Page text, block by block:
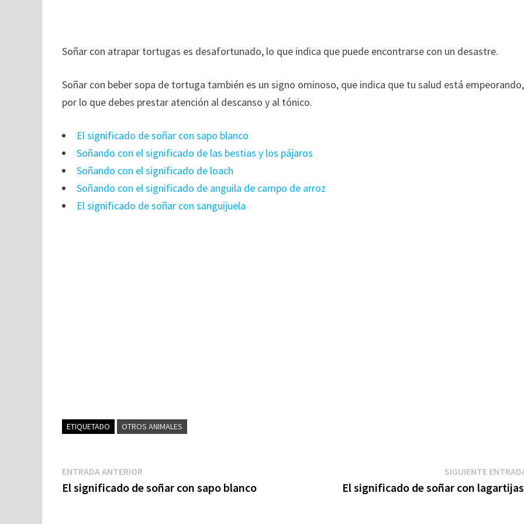
Soñar con atrapar tortugas es desafortunado, lo que indica que puede encontrarse con un desastre.
Soñar con beber sopa de tortuga también es un signo ominoso, que indica que tu salud está empeorando,
por lo que debes prestar atención al descanso y al tónico.
El significado de soñar con sapo blanco
Soñando con el significado de las bestias y los pájaros
Soñando con el significado de loach
Soñando con el significado de anguila de campo de arroz
El significado de soñar con sanguijuela
ETIQUETADO OTROS ANIMALES
Navegación
de
ENTRADA ANTERIOR
anterior:
El significado de soñar con sapo blanco
SIGUIENTE
El significado de soñar con